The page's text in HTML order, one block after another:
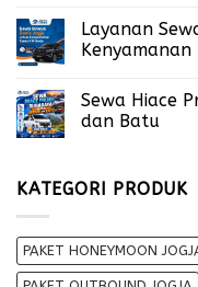
Layanan
Kenyamanan
Sewa Hiace
dan Batu
KATEGORI PRODUK
PAKET HONEYMOON